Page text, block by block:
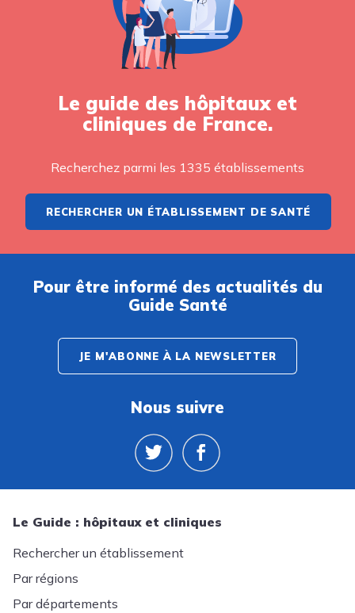
Le guide des hôpitaux et
cliniques de France.
Recherchez parmi les 1335 établissements
RECHERCHER UN ÉTABLISSEMENT DE SANTÉ
Pour être informé des actualités du
Guide Santé
JE M'ABONNE À LA NEWSLETTER
Nous suivre
Le Guide : hôpitaux et cliniques
Rechercher un établissement
Par régions
Par départements